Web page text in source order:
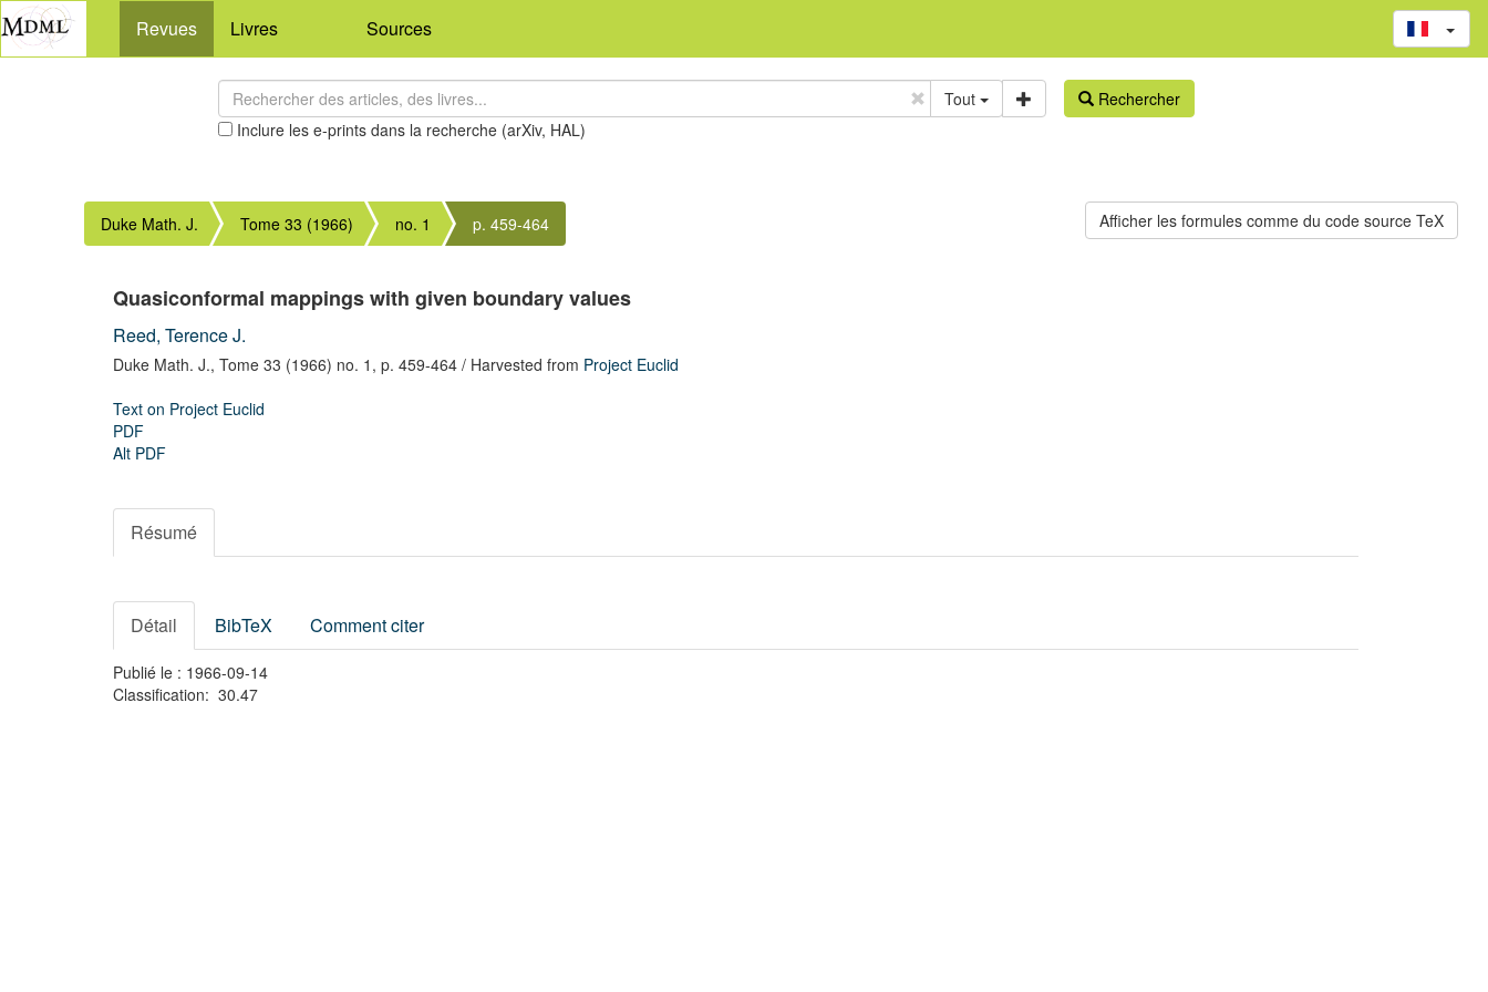
Revues Livres Sources
Tout
Inclure les e-prints dans la recherche (arXiv, HAL)
Rechercher
Duke Math. J. Tome 33 (1966) no. 1 p. 459-464
Quasiconformal mappings with given boundary values
Reed, Terence J.
Duke Math. J., Tome 33 (1966) no. 1, p. 459-464 / Harvested from Project Euclid
Text on Project Euclid
PDF
Alt PDF
Résumé
Détail BibTeX Comment citer
Publié le : 1966-09-14
Classification: 30.47